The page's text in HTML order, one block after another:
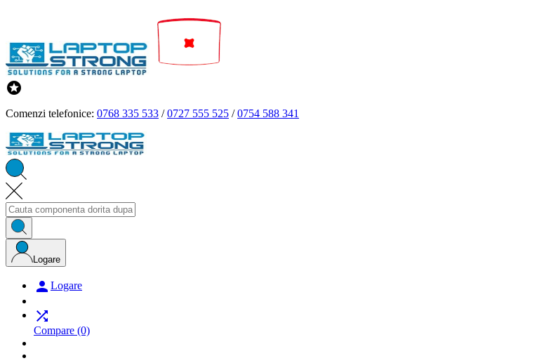

Comenzi telefonice: 0768 335 533 /0727 555 525 /0754 588 341
Logare
 Logare

Compare (0)